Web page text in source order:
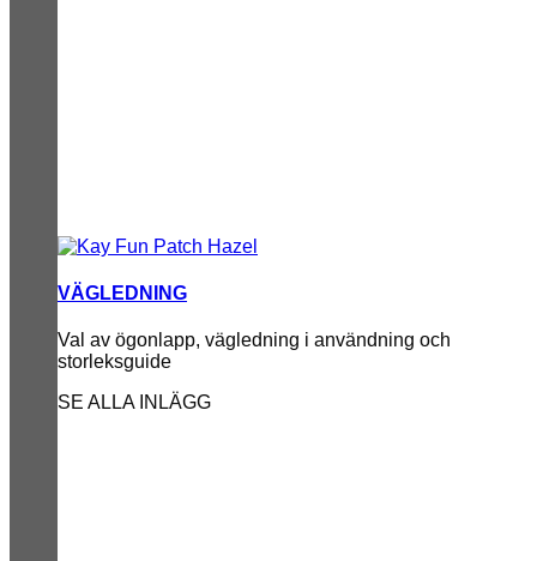
VÄGLEDNING
Val av ögonlapp, vägledning i användning och
storleksguide
SE ALLA INLÄGG